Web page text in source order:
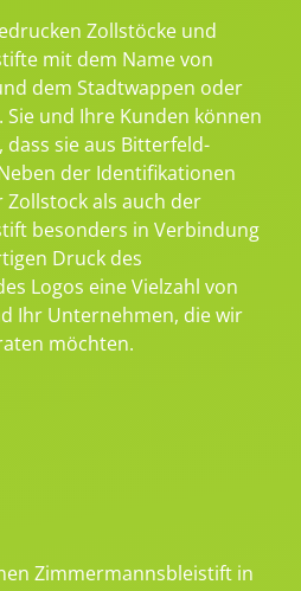
Zollstöcke und
mit dem Name von
dem Stadtwappen oder
und Ihre Kunden können
dass sie aus Bitterfeld-
der Identifikationen
als auch der
besonders in Verbindung
Druck des
Logos eine Vielzahl von
Ihr Unternehmen, die wir
möchten.
Zimmermannsbleistift in